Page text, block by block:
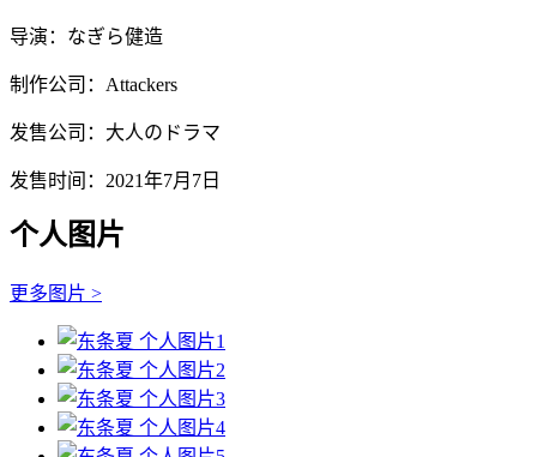
导演：なぎら健造
制作公司：Attackers
发售公司：大人のドラマ
发售时间：2021年7月7日
个人图片
更多图片 >